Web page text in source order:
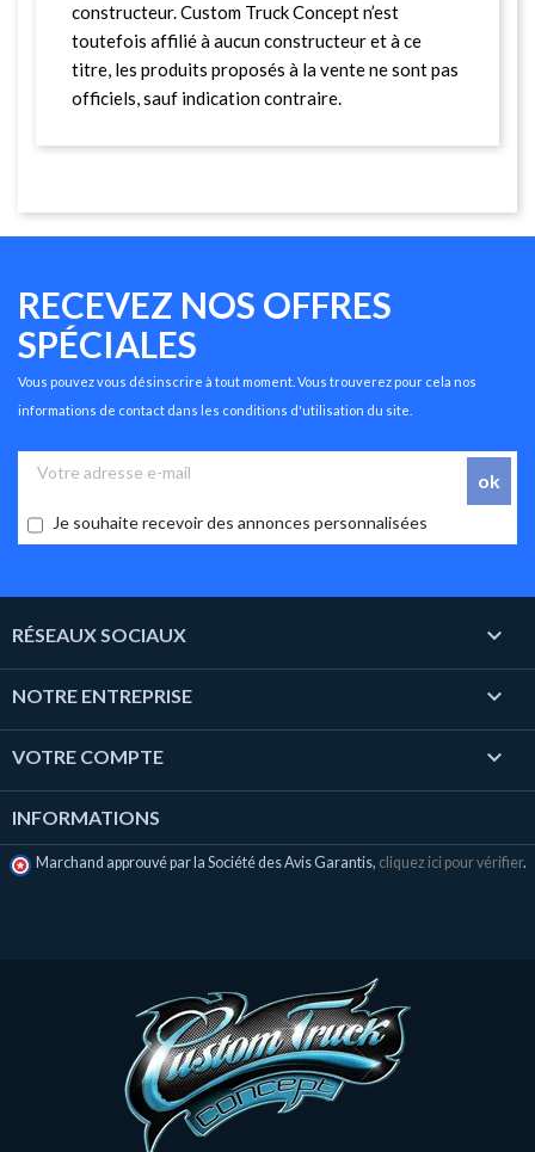
constructeur. Custom Truck Concept n’est
toutefois affilié à aucun constructeur et à ce
titre, les produits proposés à la vente ne sont pas
officiels, sauf indication contraire.
RECEVEZ NOS OFFRES
SPÉCIALES
Vous pouvez vous désinscrire à tout moment. Vous trouverez pour cela nos
informations de contact dans les conditions d'utilisation du site.
Je souhaite recevoir des annonces personnalisées
RÉSEAUX SOCIAUX 
NOTRE ENTREPRISE 
VOTRE COMPTE 
INFORMATIONS
Marchand approuvé par la Société des Avis Garantis, cliquez ici pour vérifier.